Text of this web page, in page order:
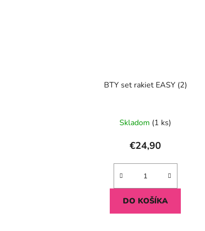
BTY set rakiet EASY (2)
Skladom (1 ks)
€24,90
DO KOŠÍKA